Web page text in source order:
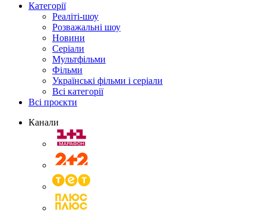
Категорії
Реаліті-шоу
Розважальні шоу
Новини
Серіали
Мультфільми
Фільми
Українські фільми і серіали
Всі категорії
Всі проєкти
Канали